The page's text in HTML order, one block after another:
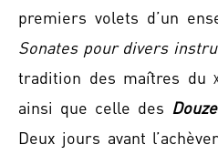
premiers volets d’un
Sonates pour divers
tradition des maîtres du
ainsi que celle des
Deux jours avant